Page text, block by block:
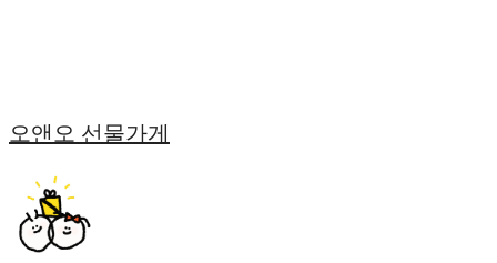
오앤오 선물가게